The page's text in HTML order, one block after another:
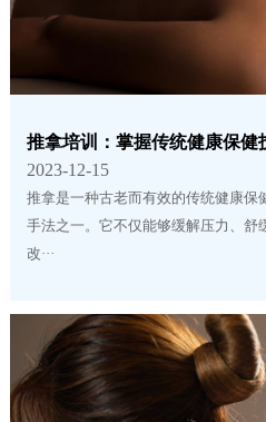
推拿培训：掌握传统健康保健
2023-12-15
推拿是一种古老而有效的传统健康保
手法之一。它不仅能够缓解压力、舒
改···